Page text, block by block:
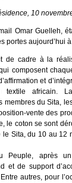
10
Omar Guelleh,
portes aujourd’hui
de cadre à la
composent
et
africain.
membres du Sita,
vente des
le coton se sont
Sita, du 10 au 12
Peuple, après
et de support
autres, pour